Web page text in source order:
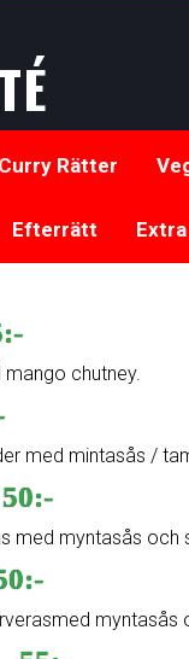
Curry Rätter
Efterrätt
chutney.
med mintasås /
50:-
med myntasås och
myntasås